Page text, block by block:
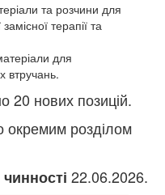
та розчини для
терапії та
для
втручань.
20 нових позицій.
окремим розділом
22.06.2026.